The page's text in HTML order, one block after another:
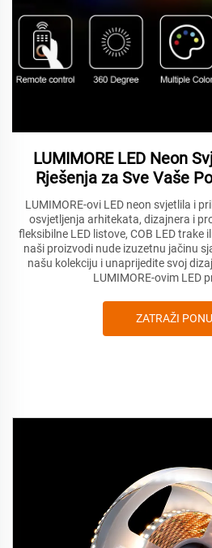
LUMIMORE LED Neon
Rješenja za Sve Vaše
LUMIMORE-ovi LED neon svjetlila i
osvjetljenja arhitekata, dizajnera i
fleksibilne LED listove, COB LED trake
naši proizvodi nude izuzetnu jačinu
našu kolekciju i unaprijedite svoj
LUMIMORE-ovim LED
ZATRAŽI